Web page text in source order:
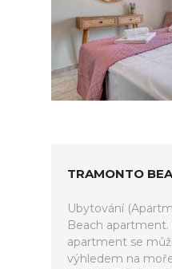
TRAMONTO
Ubytování
Beach
apartment se
výhledem na